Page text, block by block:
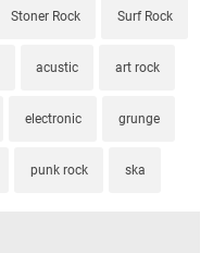
Stoner Rock Surf Rock
acustic art rock
electronic grunge
punk rock ska